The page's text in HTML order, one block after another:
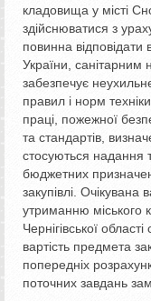
кладовища у місті
здійснюватися з
повинна відповідати
України,
забезпечує
правил і норм техніки
праці, пожежної
та стандартів,
стосуються надання
бюджетних
закупівлі. Очікувана
утриманню міського
Чернігівської
вартість предмета
попередніх
поточних завдань